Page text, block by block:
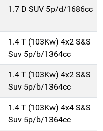
1.7 D SUV 5p/d/1686cc
1.4 T (103Kw) 4x2 S&S
Suv 5p/b/1364cc
1.4 T (103Kw) 4x2 S&S
Suv 5p/b/1364cc
1.4 T (103Kw) 4x4 S&S
Suv 5p/b/1364cc